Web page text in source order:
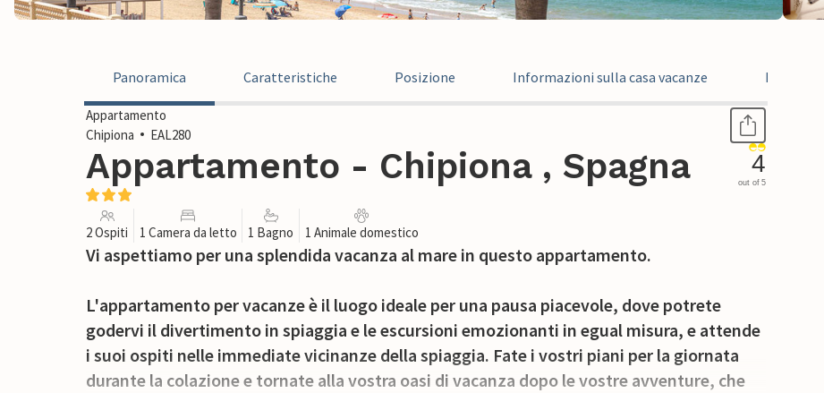
Panoramica Caratteristiche Posizione Informazioni sulla casa vacanze Recensioni
Appartamento
Chipiona
EAL280
Appartamento - Chipiona , Spagna 4
out of 5
2 Ospiti 1 Camera da letto 1 Bagno 1 Animale domestico
Vi aspettiamo per una splendida vacanza al mare in questo appartamento.
L'appartamento per vacanze è il luogo ideale per una pausa piacevole, dove potrete
godervi il divertimento in spiaggia e le escursioni emozionanti in egual misura, e attende
i suoi ospiti nelle immediate vicinanze della spiaggia. Fate i vostri piani per la giornata
durante la colazione e tornate alla vostra oasi di vacanza dopo le vostre avventure, che